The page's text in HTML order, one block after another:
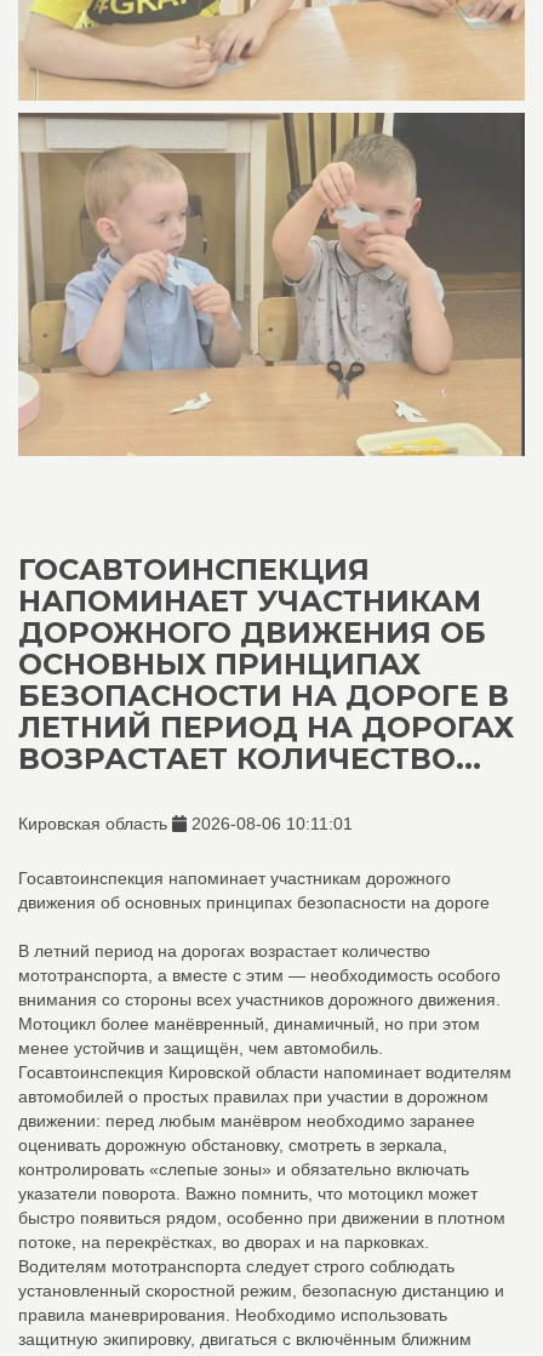
ГОСАВТОИНСПЕКЦИЯ
НАПОМИНАЕТ УЧАСТНИКАМ
ДОРОЖНОГО ДВИЖЕНИЯ ОБ
ОСНОВНЫХ ПРИНЦИПАХ
БЕЗОПАСНОСТИ НА ДОРОГЕ В
ЛЕТНИЙ ПЕРИОД НА ДОРОГАХ
ВОЗРАСТАЕТ КОЛИЧЕСТВО...
Кировская область 2026-08-06 10:11:01
Госавтоинспекция напоминает участникам дорожного
движения об основных принципах безопасности на дороге
В летний период на дорогах возрастает количество
мототранспорта, а вместе с этим — необходимость особого
внимания со стороны всех участников дорожного движения.
Мотоцикл более манёвренный, динамичный, но при этом
менее устойчив и защищён, чем автомобиль.
Госавтоинспекция Кировской области напоминает водителям
автомобилей о простых правилах при участии в дорожном
движении: перед любым манёвром необходимо заранее
оценивать дорожную обстановку, смотреть в зеркала,
контролировать «слепые зоны» и обязательно включать
указатели поворота. Важно помнить, что мотоцикл может
быстро появиться рядом, особенно при движении в плотном
потоке, на перекрёстках, во дворах и на парковках.
Водителям мототранспорта следует строго соблюдать
установленный скоростной режим, безопасную дистанцию и
правила маневрирования. Необходимо использовать
защитную экипировку, двигаться с включённым ближним